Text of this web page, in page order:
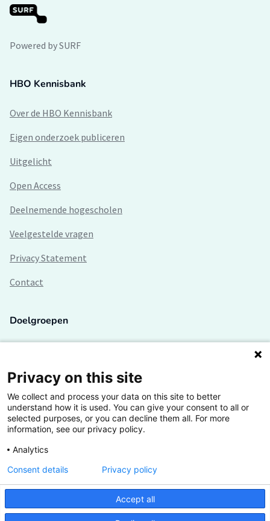
Powered by SURF
HBO Kennisbank
Over de HBO Kennisbank
Eigen onderzoek publiceren
Uitgelicht
Open Access
Deelnemende hogescholen
Veelgestelde vragen
Privacy Statement
Contact
Doelgroepen
Lectoren en onderzoekers
Bedrijven
Hogescholen
De grootste kennisbank van het HBO
Inspiratie op jouw vakgebied
Privacy on this site
We collect and process your data on this site to better
understand how it is used. You can give your consent to all or
selected purposes, or you can decline them all. For more
information, see our privacy policy.
Analytics
Accept all
Consent details Privacy policy